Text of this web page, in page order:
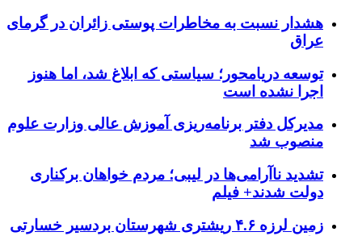
هشدار نسبت به مخاطرات پوستی زائران در گرمای
عراق
توسعه دریامحور؛ سیاستی که ابلاغ شد، اما هنوز
اجرا نشده است
مدیرکل دفتر برنامه‌ریزی آموزش عالی وزارت علوم
منصوب شد
تشدید ناآرامی‌ها در لیبی؛ مردم خواهان برکناری
دولت شدند+ فیلم
زمین لرزه ۴.۶ ریشتری شهرستان بردسیر خسارتی